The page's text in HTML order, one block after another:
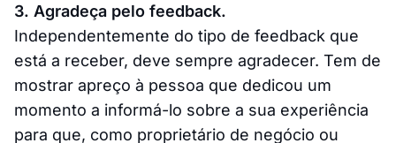
3. Agradeça pelo feedback.
Independentemente do tipo de feedback que
está a receber, deve sempre agradecer. Tem de
mostrar apreço à pessoa que dedicou um
momento a informá-lo sobre a sua experiência
para que, como proprietário de negócio ou